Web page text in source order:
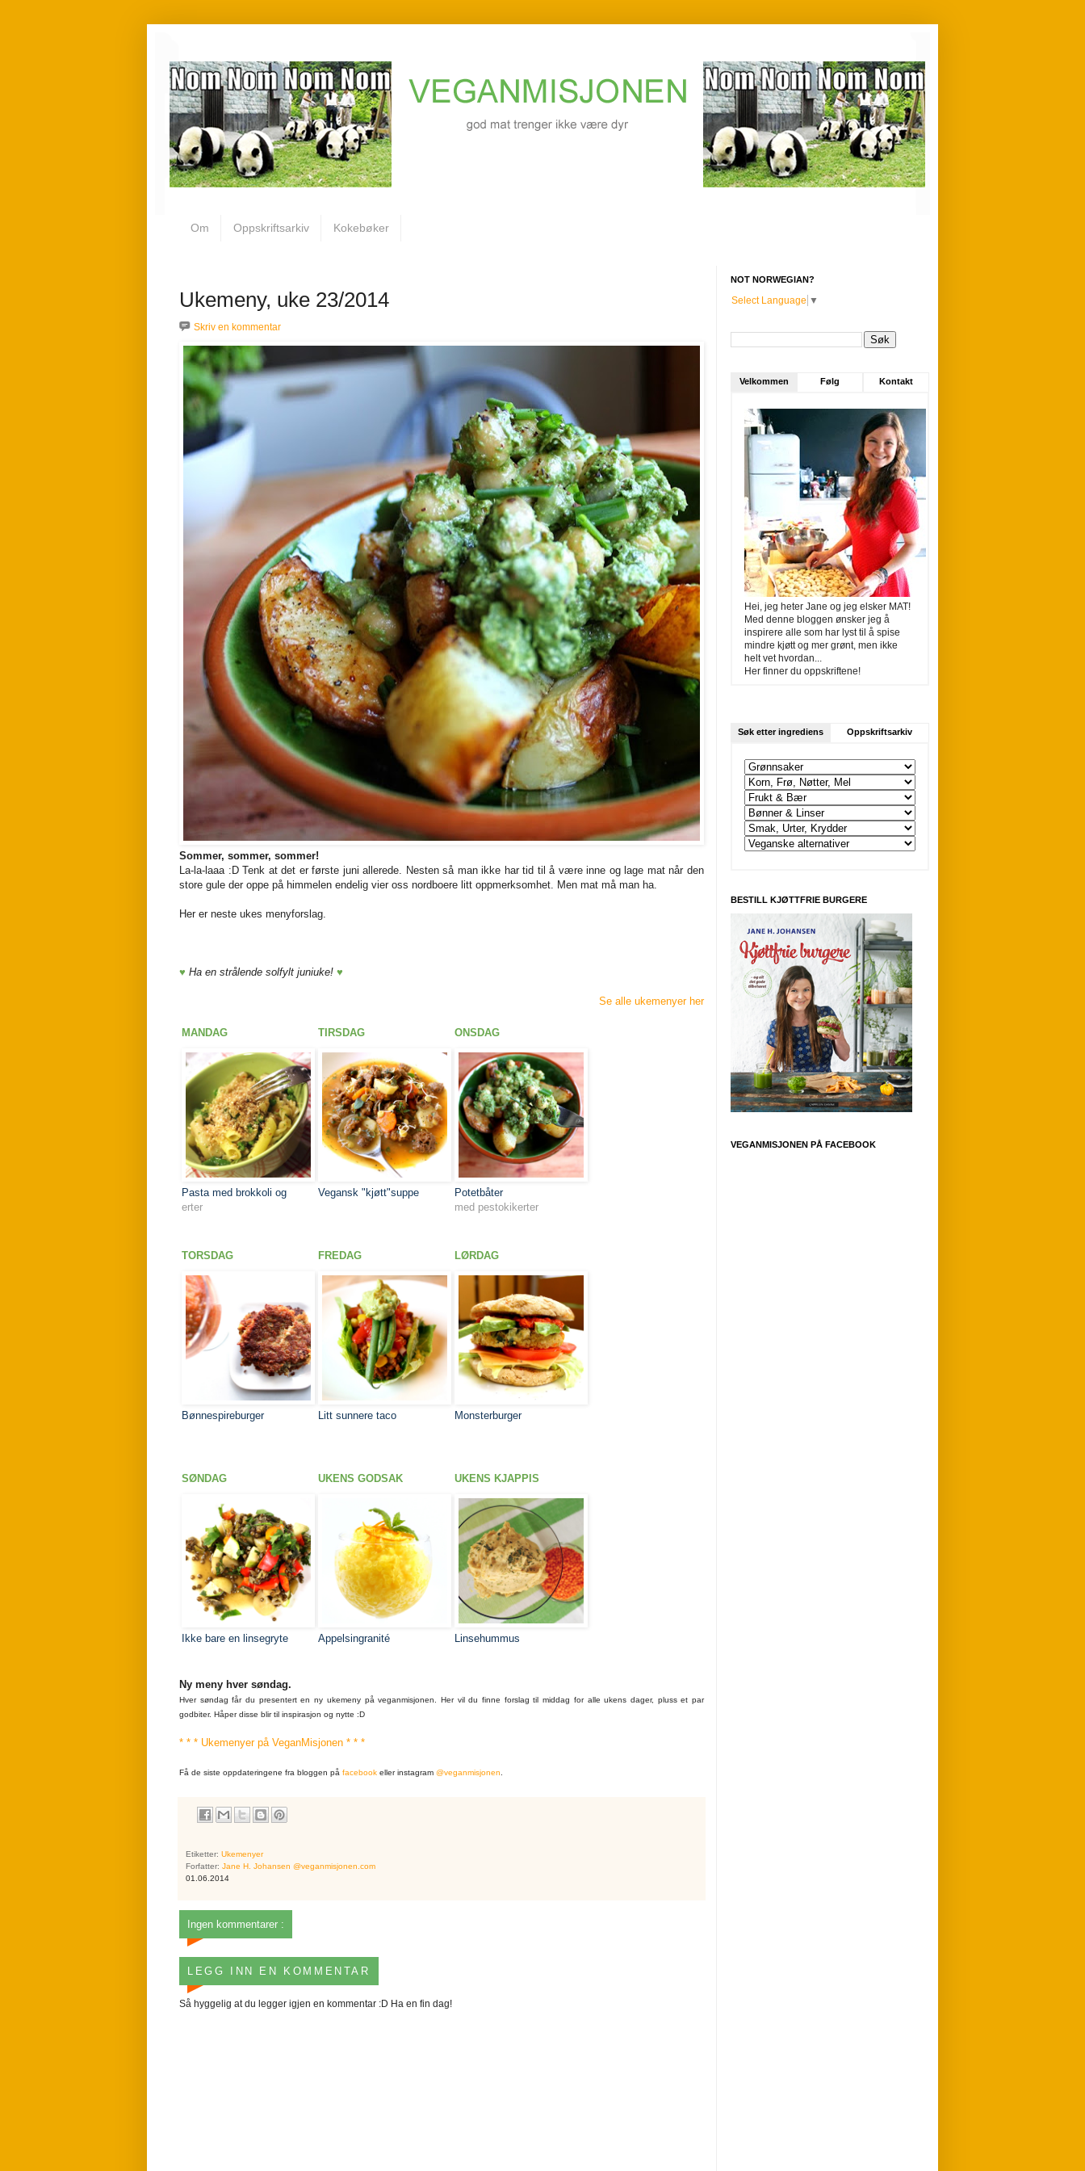
Om Oppskriftsarkiv Kokebøker
Ukemeny, uke 23/2014
Skriv en kommentar
Sommer, sommer, sommer!
La-la-laaa :D Tenk at det er første juni allerede. Nesten så man ikke har tid til å være inne og lage mat når den
store gule der oppe på himmelen endelig vier oss nordboere litt oppmerksomhet. Men mat må man ha.
Her er neste ukes menyforslag.
♥ Ha en strålende solfylt juniuke! ♥
Se alle ukemenyer her
MANDAG
Pasta med brokkoli og
erter
TIRSDAG
Vegansk "kjøtt"suppe
ONSDAG
Potetbåter
med pestokikerter
TORSDAG
Bønnespireburger
FREDAG
Litt sunnere taco
LØRDAG
Monsterburger
SØNDAG
Ikke bare en linsegryte
UKENS GODSAK
Appelsingranité
UKENS KJAPPIS
Linsehummus
Ny meny hver søndag.
Hver søndag får du presentert en ny ukemeny på veganmisjonen. Her vil du finne forslag til middag for alle ukens dager, pluss et par
godbiter. Håper disse blir til inspirasjon og nytte :D
* * * Ukemenyer på VeganMisjonen * * *
Få de siste oppdateringene fra bloggen på facebook eller instagram @veganmisjonen
Etiketter: Ukemenyer
Forfatter: Jane H. Johansen @veganmisjonen.com
01.06.2014
Ingen kommentarer :
LEGG INN EN KOMMENTAR
Så hyggelig at du legger igjen en kommentar :D Ha en fin dag!
NOT NORWEGIAN?
Select Language ▼
Velkommen Følg Kontakt
Hei, jeg heter Jane og jeg elsker MAT!
Med denne bloggen ønsker jeg å
inspirere alle som har lyst til å spise
mindre kjøtt og mer grønt, men ikke
helt vet hvordan...
Her finner du oppskriftene!
Søk etter ingrediens Oppskriftsarkiv
BESTILL KJØTTFRIE BURGERE
VEGANMISJONEN PÅ FACEBOOK